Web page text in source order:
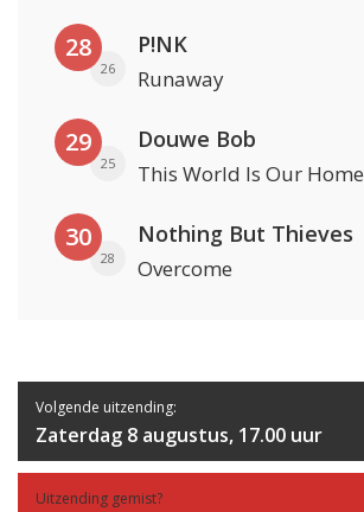
28
26
P!NK
Runaway
29
25
Douwe Bob
This World Is Our Home
30
28
Nothing But Thieves
Overcome
Volgende uitzending:
Zaterdag 8 augustus, 17.00 uur
Uitzending gemist?